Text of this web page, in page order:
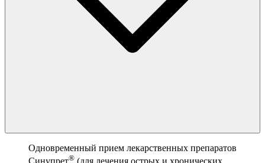
Одновременный прием лекарственных препаратов
®